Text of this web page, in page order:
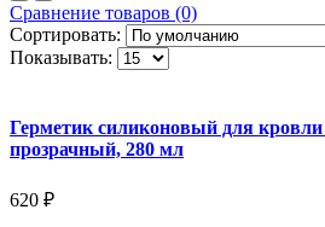
Сравнение товаров (0)
Сортировать:
Показывать:
Герметик силиконовый для
прозрачный, 280 мл
620 ₽